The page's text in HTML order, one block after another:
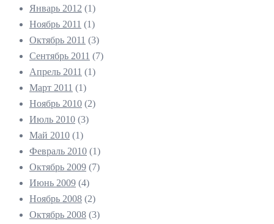
Январь 2012 (1)
Ноябрь 2011 (1)
Октябрь 2011 (3)
Сентябрь 2011 (7)
Апрель 2011 (1)
Март 2011 (1)
Ноябрь 2010 (2)
Июль 2010 (3)
Май 2010 (1)
Февраль 2010 (1)
Октябрь 2009 (7)
Июнь 2009 (4)
Ноябрь 2008 (2)
Октябрь 2008 (3)